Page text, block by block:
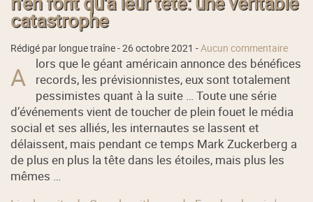
catastrophe
Rédigé par longue traîne -26 octobre 2021 -Aucun commentaire
A
lors que le géant américain annonce des bénéfices
records, les prévisionnistes, eux sont totalement
pessimistes quant à la suite … Toute une série
d’événements vient de toucher de plein fouet le média
social et ses alliés, les internautes se lassent et
délaissent, mais pendant ce temps Mark Zuckerberg a
de plus en plus la tête dans les étoiles, mais plus les
mêmes …